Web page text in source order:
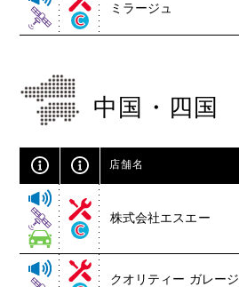
ミラージュ
中国・四国
店舗名
株式会社エスエー
クオリティー ガレージ